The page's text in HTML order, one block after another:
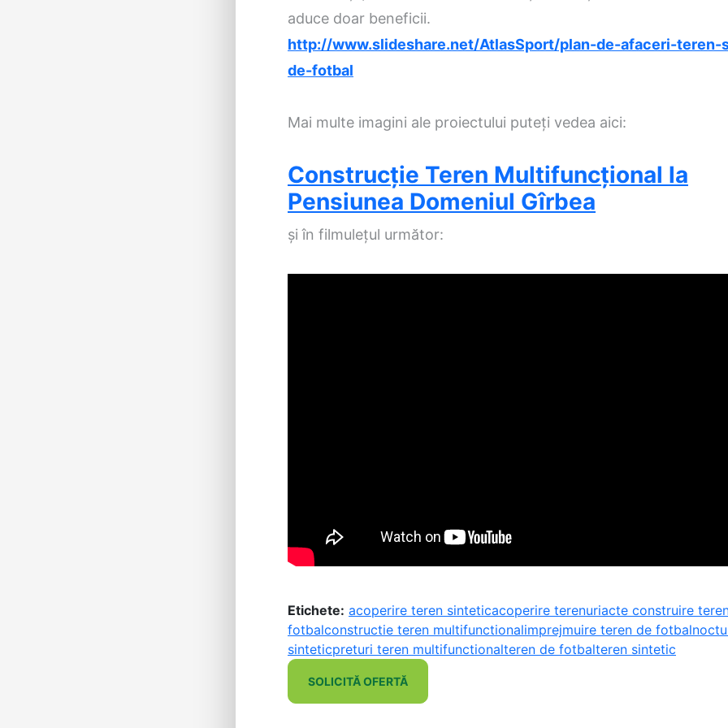
aduce doar beneficii.
http://www.slideshare.net/AtlasSport/plan-de-afaceri-
de-fotbal
Mai multe imagini ale proiectului puteţi vedea aici:
Construcție Teren Multifuncțional la
Pensiunea Domeniul Gîrbea
şi în filmuleţul următor:
Etichete: acoperire teren sinteticacoperire terenuriacte construire
fotbalconstructie teren multifunctionalimprejmuire teren de fotbal
sinteticpreturi teren multifunctionalteren de fotbalteren sintetic
SOLICITĂ OFERTĂ